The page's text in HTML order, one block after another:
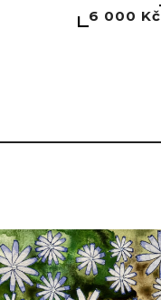
6 000 Kč